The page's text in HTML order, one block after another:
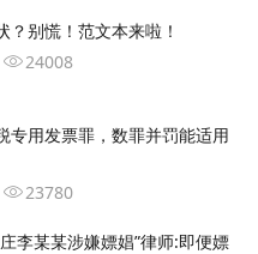
？别慌！范文本来啦！
24008
专用发票罪，数罪并罚能适用
23780
李某某涉嫌嫖娼”律师:即便嫖